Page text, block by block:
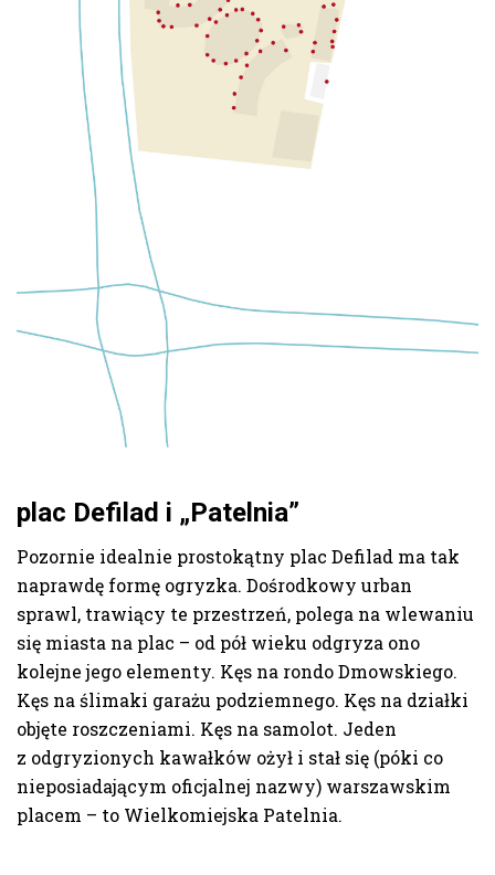
plac Defilad i „Patelnia”
Pozornie idealnie prostokątny plac Defilad ma tak
naprawdę formę ogryzka. Dośrodkowy urban
sprawl, trawiący te przestrzeń, polega na wlewaniu
się miasta na plac – od pół wieku odgryza ono
kolejne jego elementy. Kęs na rondo Dmowskiego.
Kęs na ślimaki garażu podziemnego. Kęs na działki
objęte roszczeniami. Kęs na samolot. Jeden
z odgryzionych kawałków ożył i stał się (póki co
nieposiadającym oficjalnej nazwy) warszawskim
placem – to Wielkomiejska Patelnia.